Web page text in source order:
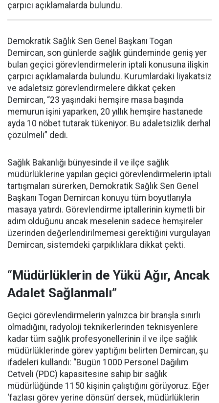
çarpıcı açıklamalarda bulundu.
Demokratik Sağlık Sen Genel Başkanı Togan
Demircan, son günlerde sağlık gündeminde geniş yer
bulan geçici görevlendirmelerin iptali konusuna ilişkin
çarpıcı açıklamalarda bulundu. Kurumlardaki liyakatsiz
ve adaletsiz görevlendirmelere dikkat çeken
Demircan, “23 yaşındaki hemşire masa başında
memurun işini yaparken, 20 yıllık hemşire hastanede
ayda 10 nöbet tutarak tükeniyor. Bu adaletsizlik derhal
çözülmeli” dedi.
Sağlık Bakanlığı bünyesinde il ve ilçe sağlık
müdürlüklerine yapılan geçici görevlendirmelerin iptali
tartışmaları sürerken, Demokratik Sağlık Sen Genel
Başkanı Togan Demircan konuyu tüm boyutlarıyla
masaya yatırdı. Görevlendirme iptallerinin kıymetli bir
adım olduğunu ancak meselenin sadece hemşireler
üzerinden değerlendirilmemesi gerektiğini vurgulayan
Demircan, sistemdeki çarpıklıklara dikkat çekti.
“Müdürlüklerin de Yükü Ağır, Ancak
Adalet Sağlanmalı”
Geçici görevlendirmelerin yalnızca bir branşla sınırlı
olmadığını, radyoloji teknikerlerinden teknisyenlere
kadar tüm sağlık profesyonellerinin il ve ilçe sağlık
müdürlüklerinde görev yaptığını belirten Demircan, şu
ifadeleri kullandı: “Bugün 1000 Personel Dağılım
Cetveli (PDC) kapasitesine sahip bir sağlık
müdürlüğünde 1150 kişinin çalıştığını görüyoruz. Eğer
‘fazlası görev yerine dönsün’ dersek, müdürlüklerin